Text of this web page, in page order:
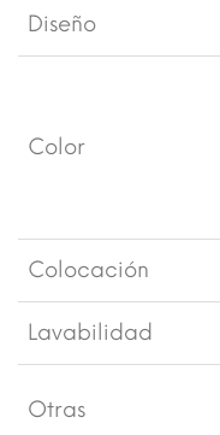
Diseño
Color
Colocación
Lavabilidad
Otras